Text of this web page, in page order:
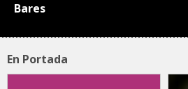
Bares
En Portada